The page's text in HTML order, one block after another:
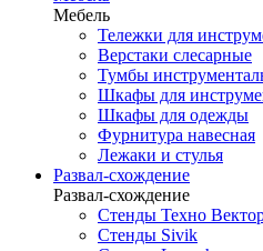
Мебель
Тележки для
Верстаки слесарные
Тумбы
Шкафы для
Шкафы для одежды
Фурнитура навесная
Лежаки и стулья
Развал-схождение
Развал-схождение
Стенды Техно
Стенды Sivik